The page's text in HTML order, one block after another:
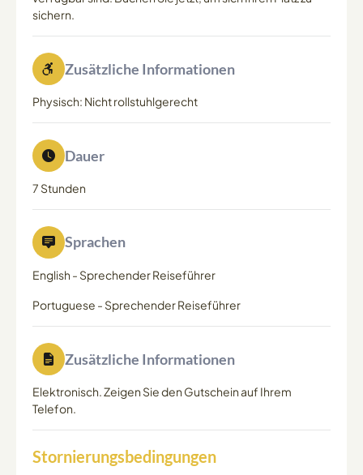
sichern.
Zusätzliche Informationen
Physisch: Nicht rollstuhlgerecht
Dauer
7 Stunden
Sprachen
English - Sprechender Reiseführer
Portuguese - Sprechender Reiseführer
Zusätzliche Informationen
Elektronisch. Zeigen Sie den Gutschein auf Ihrem
Telefon.
Stornierungsbedingungen